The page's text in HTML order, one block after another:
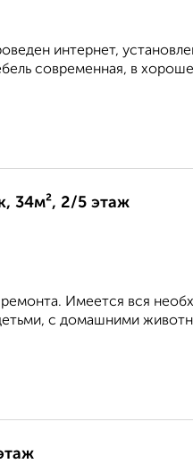
интернет,
современная, в
34м², 2/5 этаж
Имеется вся
с домашними